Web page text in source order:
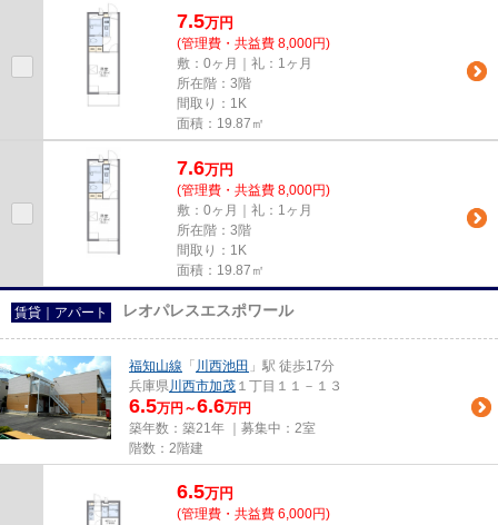
7.5万円
(管理費・共益費 8,000円)
敷：0ヶ月｜礼：1ヶ月
所在階：3階
間取り：1K
面積：19.87㎡
7.6万円
(管理費・共益費 8,000円)
敷：0ヶ月｜礼：1ヶ月
所在階：3階
間取り：1K
面積：19.87㎡
賃貸｜アパート レオパレスエスポワール
福知山線 「 川西池田 」駅 徒歩17分
兵庫県川西市加茂 １丁目１１－１３
6.5万円～6.6万円
築年数：築21年 ｜募集中： 2室
階数：2階建
6.5万円
(管理費・共益費 6,000円)